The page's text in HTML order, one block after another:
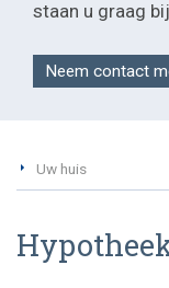
staan u graag
Neem contact
Uw huis